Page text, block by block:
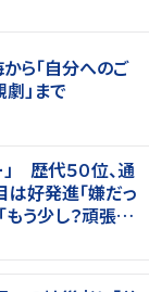
ら「自分へのご
」まで
歴代５０位、通
好発進「嫌だっ
う少し？頑張り